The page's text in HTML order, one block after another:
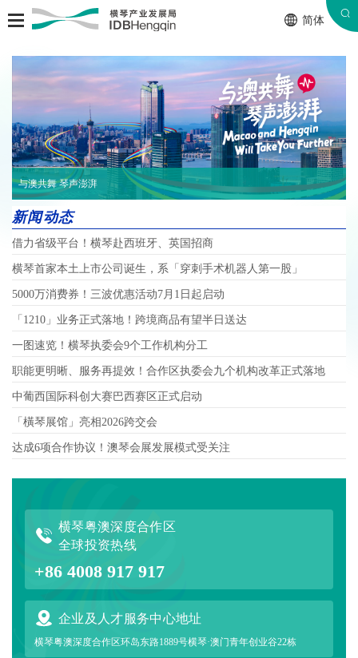
简体
与澳共舞 琴声澎湃
新闻动态
借力省级平台！横琴赴西班牙、英国招商
横琴首家本土上市公司诞生，系「穿刺手术机器人第一股」
5000万消费券！三波优惠活动7月1日起启动
「1210」业务正式落地！跨境商品有望半日送达
一图速览！横琴执委会9个工作机构分工
职能更明晰、服务再提效！合作区执委会九个机构改革正式落地
中葡西国际科创大赛巴西赛区正式启动
「橫琴展馆」亮相2026跨交会
达成6项合作协议！澳琴会展发展模式受关注
横琴粤澳深度合作区
全球投资热线
+86 4008 917 917
企业及人才服务中心地址
横琴粤澳深度合作区环岛东路1889号横琴·澳门青年创业谷22栋